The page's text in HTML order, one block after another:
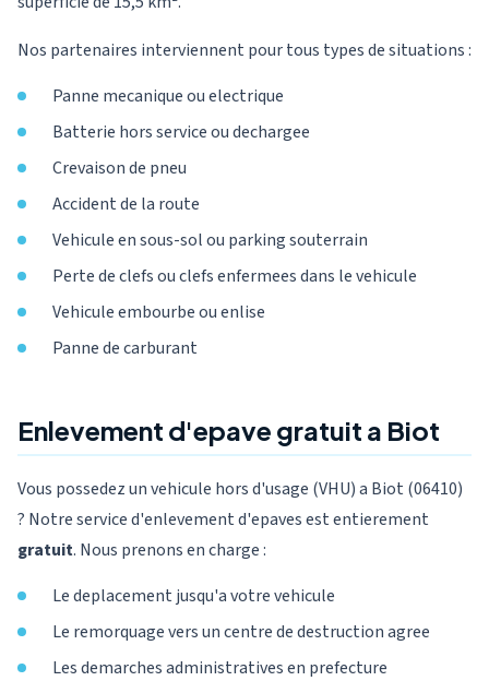
Nos partenaires interviennent pour tous types de situations :
Panne mecanique ou electrique
Batterie hors service ou dechargee
Crevaison de pneu
Accident de la route
Vehicule en sous-sol ou parking souterrain
Perte de clefs ou clefs enfermees dans le vehicule
Vehicule embourbe ou enlise
Panne de carburant
Enlevement d'epave gratuit a Biot
Vous possedez un vehicule hors d'usage (VHU) a Biot (06410)
? Notre service d'enlevement d'epaves est entierement
gratuit. Nous prenons en charge :
Le deplacement jusqu'a votre vehicule
Le remorquage vers un centre de destruction agree
Les demarches administratives en prefecture